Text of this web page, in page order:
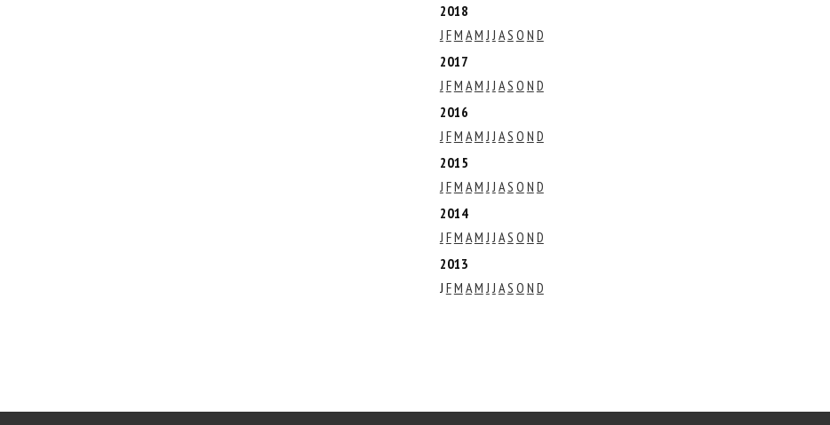
2018
J FM AM J J AS O N D
2017
J FM AM J J AS O N D
2016
J FM AM J J AS O N D
2015
J FM AM J J AS O N D
2014
J FM AM J J AS O N D
2013
J FM AM J J AS O N D